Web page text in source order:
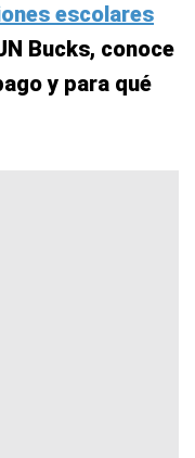
escolares
Bucks, conoce
y para qué